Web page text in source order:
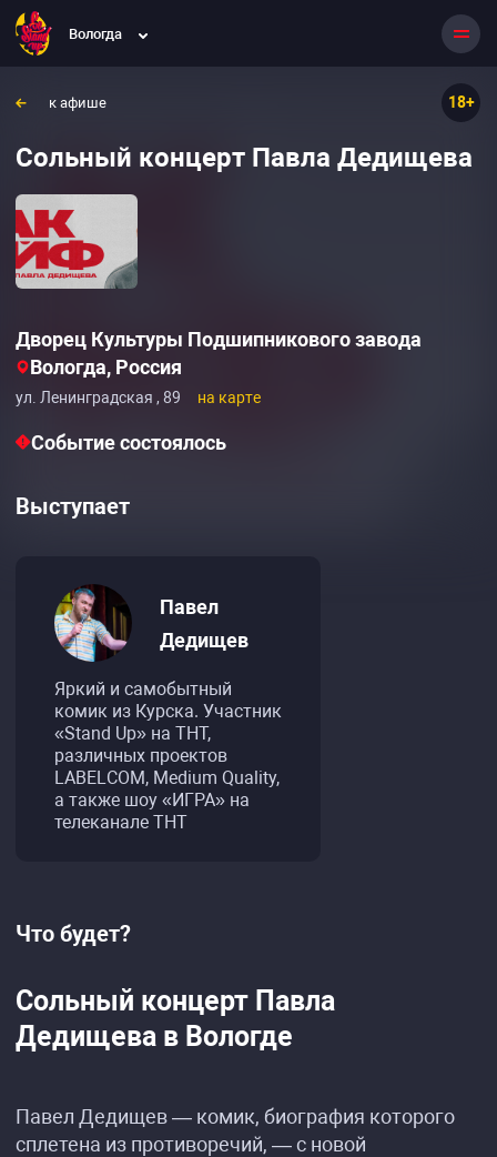
Вологда
к афише 18+
Сольный концерт Павла Дедищева
Дворец Культуры Подшипникового завода
Вологда, Россия
ул. Ленинградская , 89 на карте
Событие состоялось
Выступает
Павел
Дедищев
Яркий и самобытный
комик из Курска. Участник
«Stand Up» на ТНТ,
различных проектов
LABELCOM, Medium Quality,
а также шоу «ИГРА» на
телеканале ТНТ
Что будет?
Сольный концерт Павла
Дедищева в Вологде
Павел Дедищев — комик, биография которого
сплетена из противоречий, — с новой